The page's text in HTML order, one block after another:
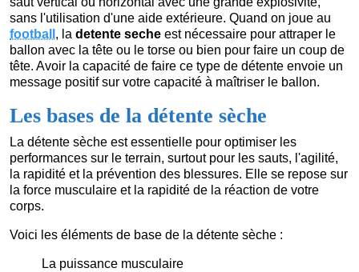
sans l'utilisation d'une aide extérieure. Quand on joue au
football , la detente seche est nécessaire pour attraper le
ballon avec la tête ou le torse ou bien pour faire un coup de
tête. Avoir la capacité de faire ce type de détente envoie un
message positif sur votre capacité à maîtriser le ballon.
Les bases de la détente sèche
La détente sèche est essentielle pour optimiser les
performances sur le terrain, surtout pour les sauts, l'agilité,
la rapidité et la prévention des blessures. Elle se repose sur
la force musculaire et la rapidité de la réaction de votre
corps.
Voici les éléments de base de la détente sèche :
La puissance musculaire